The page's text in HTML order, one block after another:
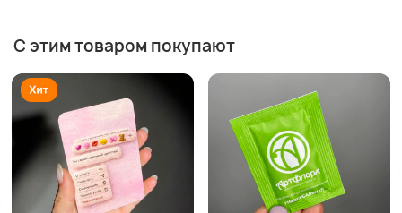
С этим товаром покупают